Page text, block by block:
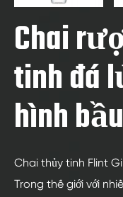
Chai
tinh đá
hình
Chai thủy tinh Flint
Trong thế giới với